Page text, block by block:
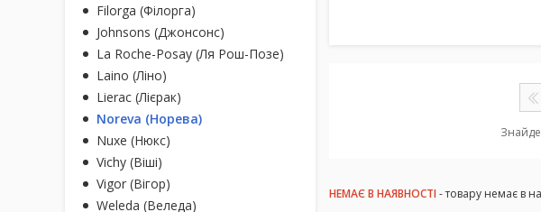
Filorga (Філорга)
Johnsons (Джонсонс)
La Roche-Posay (Ля Рош-Позе)
Laino (Ліно)
Lierac (Лієрак)
Noreva (Норева)
Nuxe (Нюкс)
Vichy (Віші)
Vigor (Вігор)
Weleda (Веледа)
НЕМАЄ В НАЯВНОСТІ- товару немає в